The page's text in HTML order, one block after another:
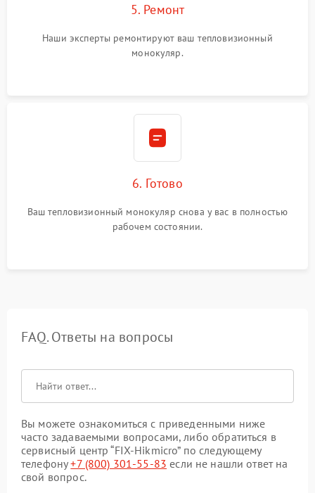
5. Ремонт
Наши эксперты ремонтируют ваш тепловизионный
монокуляр.
6. Готово
Ваш тепловизионный монокуляр снова у вас в полностью
рабочем состоянии.
FAQ. Ответы на вопросы
Вы можете ознакомиться с приведенными ниже
часто задаваемыми вопросами, либо обратиться в
сервисный центр “FIX-Hikmicro” по следующему
телефону+7 (800) 301-55-83 если не нашли ответ на
свой вопрос.